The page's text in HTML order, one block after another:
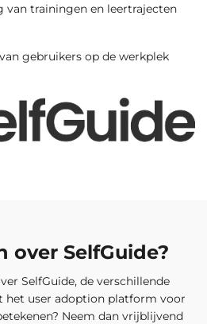
trainingen en leertrajecten
gebruikers op de werkplek
over SelfGuide?
SelfGuide, de verschillende
het user adoption platform voor
Neem dan vrijblijvend